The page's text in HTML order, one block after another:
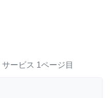
サービス 1ページ目